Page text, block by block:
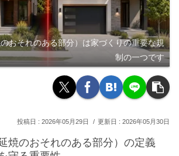
おそれのある部分）は家づくりの重要な規
制の一つです
2026年05月29日 2026年05月30日
焼のおそれのある部分）の定義